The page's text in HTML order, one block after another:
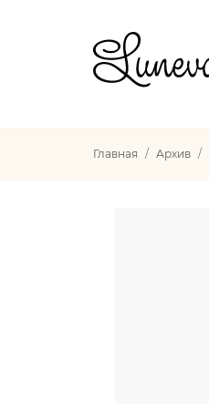
Главная Архив